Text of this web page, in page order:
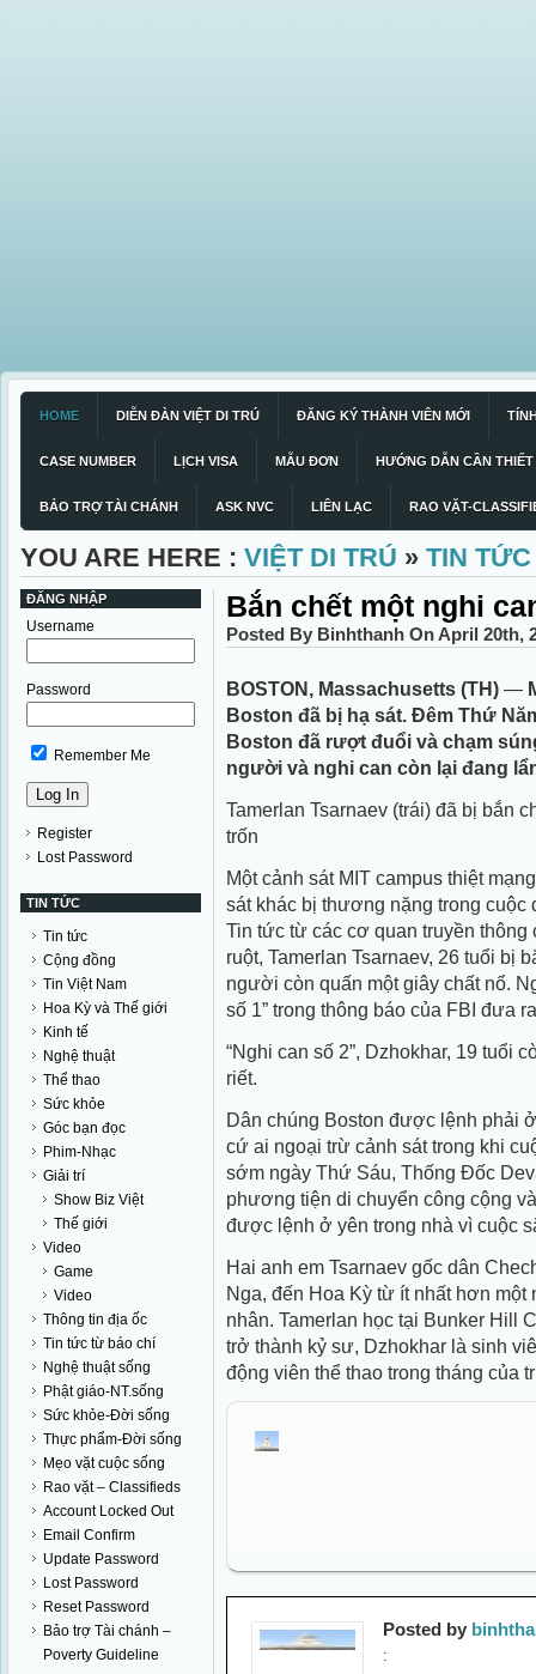
HOME DIỄN ĐÀN VIỆT DI TRÚ ĐĂNG KÝ THÀNH VIÊN MỚI
CASE NUMBER LỊCH VISA MẪU ĐƠN HƯỚNG DẪN CẦN THIẾT
BẢO TRỢ TÀI CHÁNH ASK NVC LIÊN LẠC RAO VẶT-
YOU ARE HERE : VIỆT DI TRÚ » TIN TỨC
ĐĂNG NHẬP
Username
Password
Remember Me
Register
Lost Password
TIN TỨC
Tin tức
Cộng đồng
Tin Việt Nam
Hoa Kỳ và Thế giới
Kinh tế
Nghệ thuật
Thể thao
Sức khỏe
Góc bạn đọc
Phim-Nhạc
Giải trí
Show Biz Việt
Thế giới
Video
Game
Video
Thông tin địa ốc
Tin tức từ báo chí
Nghệ thuật sống
Phật giáo-NT.sống
Sức khỏe-Đời sống
Thực phẩm-Đời sống
Mẹo vặt cuộc sống
Rao vặt – Classifieds
Account Locked Out
Email Confirm
Update Password
Lost Password
Reset Password
Bảo trợ Tài chánh –
Poverty Guideline
Bắn chết một nghi
Posted By Binhthanh On April 20th,
BOSTON, Massachusetts (TH) —
Boston đã bị hạ sát. Đêm Thứ
Boston đã rượt đuổi và chạm
người và nghi can còn lại đang
Tamerlan Tsarnaev (trái) đã bị bắn
trốn
Một cảnh sát MIT campus thiệt
sát khác bị thương nặng trong
Tin tức từ các cơ quan truyền thông
ruột, Tamerlan Tsarnaev, 26 tuổi bị
người còn quấn một giây chất nổ.
số 1” trong thông báo của FBI đưa
“Nghi can số 2”, Dzhokhar, 19 tuổi
riết.
Dân chúng Boston được lệnh phải
cứ ai ngoại trừ cảnh sát trong khi
sớm ngày Thứ Sáu, Thống Đốc
phương tiện di chuyển công cộng
được lệnh ở yên trong nhà vì cuộc
Hai anh em Tsarnaev gốc dân
Nga, đến Hoa Kỳ từ ít nhất hơn
nhân. Tamerlan học tại Bunker Hill
trở thành kỷ sư, Dzhokhar là sinh
động viên thể thao trong tháng của
Posted by
: